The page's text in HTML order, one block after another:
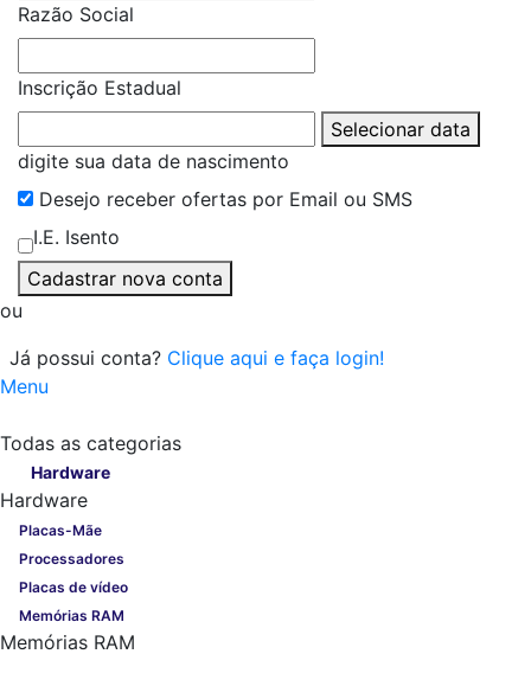
Razão Social
Inscrição Estadual
Selecionar data
digite sua data de nascimento
Desejo receber ofertas por Email ou SMS
I.E. Isento
Cadastrar nova conta
ou
Já possui conta? Clique aqui e faça login!
Menu
Todas as categorias
Hardware
Hardware
Placas-Mãe
Processadores
Placas de vídeo
Memórias RAM
Memórias RAM